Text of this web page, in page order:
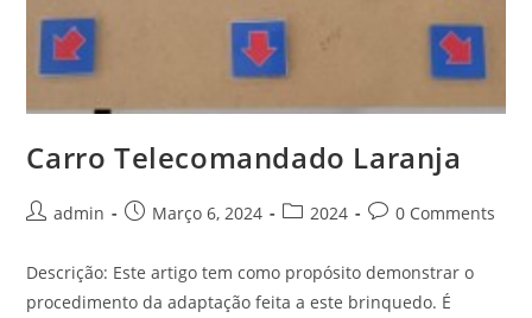
Carro Telecomandado Laranja
Postadmin
PostMarço 6, 2024
Post2024
Post0 Comments
Descrição: Este artigo tem como propósito demonstrar o
procedimento da adaptação feita a este brinquedo. É